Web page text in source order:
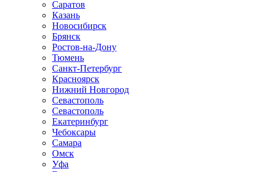
Саратов
Казань
Новосибирск
Брянск
Ростов-на-Дону
Тюмень
Санкт-Петербург
Красноярск
Нижний Новгород
Севастополь
Севастополь
Екатеринбург
Чебоксары
Самара
Омск
Уфа